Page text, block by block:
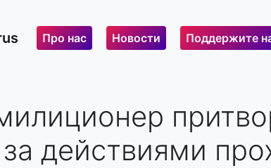
Про нас Новости Поддержите
действиями